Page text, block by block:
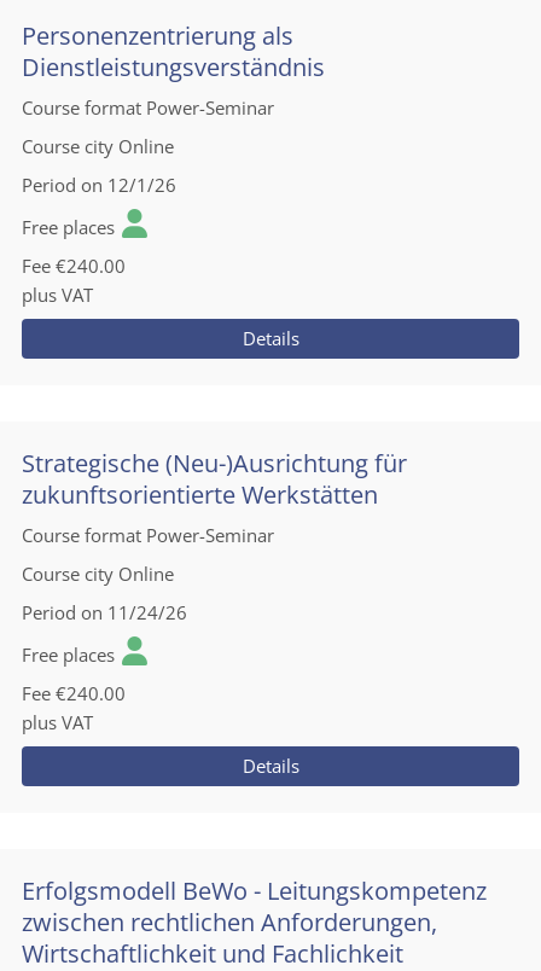
Personenzentrierung als
Dienstleistungsverständnis
Course format Power-Seminar
Course city Online
Period on 12/1/26
Free places
Fee €240.00
plus VAT
Details
Strategische (Neu-)Ausrichtung für
zukunftsorientierte Werkstätten
Course format Power-Seminar
Course city Online
Period on 11/24/26
Free places
Fee €240.00
plus VAT
Details
Erfolgsmodell BeWo - Leitungskompetenz
zwischen rechtlichen Anforderungen,
Wirtschaftlichkeit und Fachlichkeit